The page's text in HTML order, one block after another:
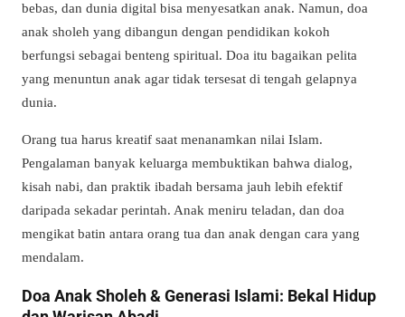
bebas, dan dunia digital bisa menyesatkan anak. Namun, doa
anak sholeh yang dibangun dengan pendidikan kokoh
berfungsi sebagai benteng spiritual. Doa itu bagaikan pelita
yang menuntun anak agar tidak tersesat di tengah gelapnya
dunia.
Orang tua harus kreatif saat menanamkan nilai Islam.
Pengalaman banyak keluarga membuktikan bahwa dialog,
kisah nabi, dan praktik ibadah bersama jauh lebih efektif
daripada sekadar perintah. Anak meniru teladan, dan doa
mengikat batin antara orang tua dan anak dengan cara yang
mendalam.
Doa Anak Sholeh & Generasi Islami: Bekal Hidup